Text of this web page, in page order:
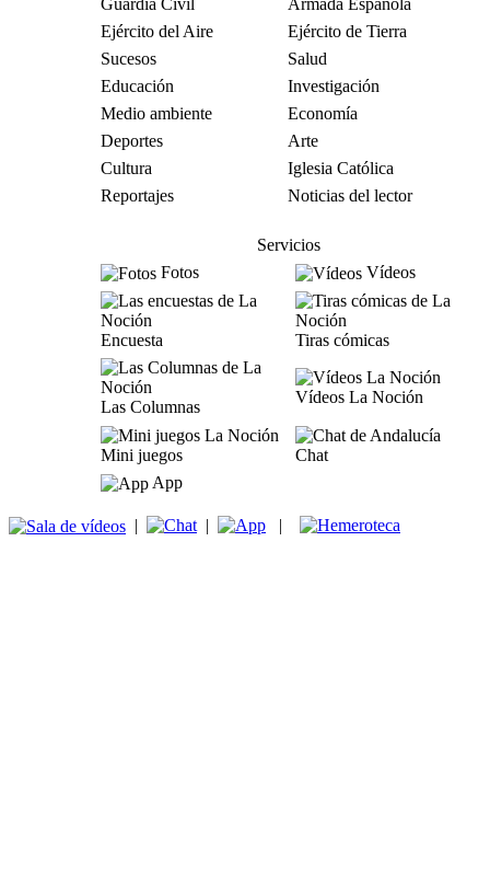
Guardia Civil
Armada Española
Ejército del Aire
Ejército de Tierra
Sucesos
Salud
Educación
Investigación
Medio ambiente
Economía
Deportes
Arte
Cultura
Iglesia Católica
Reportajes
Noticias del lector
Servicios
Fotos
Vídeos
Encuesta Tiras cómicas
Las Columnas
Vídeos La Noción
Mini juegos
Chat
App
| | |